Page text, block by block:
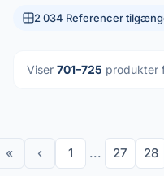
2 034 Referencer
Viser 701–725 produkter
« ‹ 1 ... 27 28